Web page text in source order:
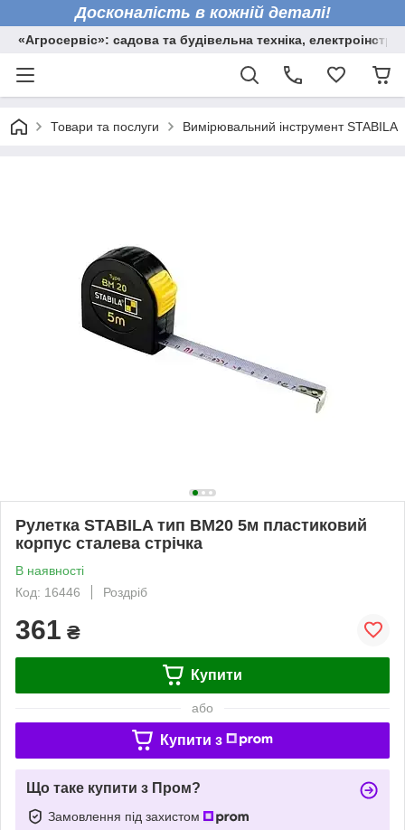
Досконалість в кожній деталі!
«Агросервіс»: садова та будівельна техніка,
Товари та послуги Вимірювальний інструмент STABILA
Рулетка STABILA тип BM20 5м пластиковий
корпус сталева стрічка
В наявності
Код: 16446
Роздріб
361 ₴
Купити
або
Купити з
Що таке купити з Пром?
Замовлення під захистом